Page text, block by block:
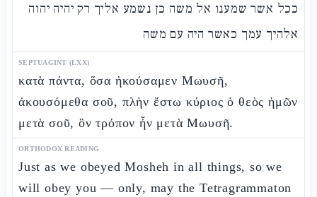
ככל אשר שמענו אל משה כן נשמע אליך רק יהיה יהוה
אלהיך עמך כאשר היה עם משה
SEPTUAGINT (LXX)
κατὰ πάντα, ὅσα ἠκούσαμεν Μωυσῆ,
ἀκουσόμεθα σοῦ, πλὴν ἔστω κύριος ὁ θεὸς ἡμῶν
μετὰ σοῦ, ὃν τρόπον ἦν μετὰ Μωυσῆ.
ORTHODOX READING
Just as we obeyed Mosheh in all things, so we
will obey you — only, may the Tetragrammaton